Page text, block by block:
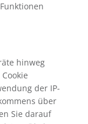
hinweg
der IP-
über
Sie darauf